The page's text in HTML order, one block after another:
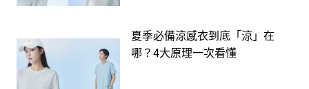
夏季必備涼感衣到底「涼」在
哪？4大原理一次看懂